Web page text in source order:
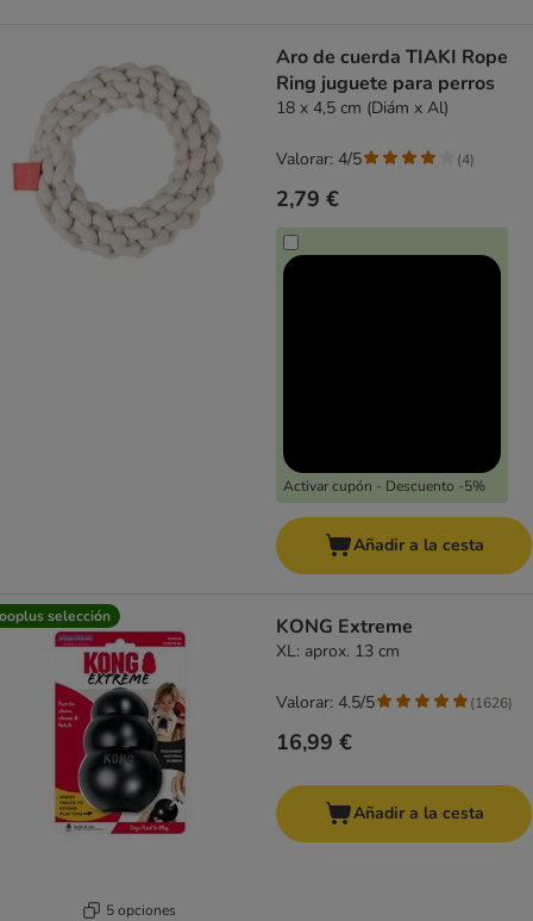
Aro de cuerda TIAKI Rope
Ring juguete para perros
18 x 4,5 cm (Diám x Al)
2,79 €
Activar cupón - Descuento -5%
Valorar: 4/5 (4)
Añadir a la cesta
selección
5 opciones
KONG Extreme
XL: aprox. 13 cm
16,99 €
Valorar: 4.5/5 (1626)
Añadir a la cesta